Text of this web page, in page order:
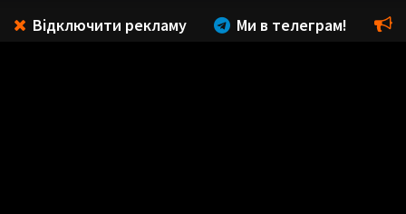
Відключити рекламу Ми в телеграм!